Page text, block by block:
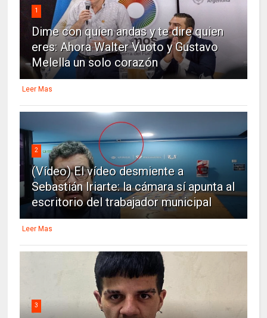
1
Dime con quien andas y te dire quien
eres: Ahora Walter Vuoto y Gustavo
Melella un solo corazón
Leer Mas
2
(Vídeo) El vídeo desmiente a
Sebastián Iriarte: la cámara sí apunta al
escritorio del trabajador municipal
Leer Mas
3